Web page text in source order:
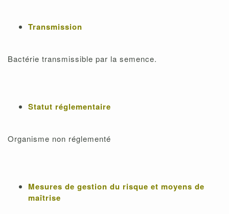
Transmission
Bactérie transmissible par la semence.
Statut réglementaire
Organisme non réglementé
Mesures de gestion du risque et moyens de
maîtrise